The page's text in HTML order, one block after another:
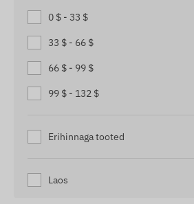
PAADIJÄLGIJAD
PAKKIDE JÄLGIJAD
PUKSIIRAUTO JÄLGIMISSEADMED
ROLLERI JÄLGIJAD
0 $ - 33 $
33 $ - 66 $
66 $ - 99 $
99 $ - 132 $
Erihinnaga tooted
Laos